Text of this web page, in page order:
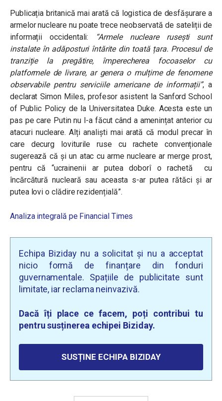
Publicația britanică mai arată că logistica de desfășurare a
armelor nucleare nu poate trece neobservată de sateliții de
informații occidentali:
“Armele nucleare rusești sunt
instalate în adăposturi întărite din toată țara. Procesul de
tranziție la pregătire, împerecherea focoaselor cu
platformele de livrare, ar genera o mulțime de fenomene
observabile pentru serviciile americane de informații”, a
declarat Simon Miles, profesor asistent la Sanford School
of Public Policy de la Universitatea Duke. Acesta este un
pas pe care Putin nu l-a făcut când a amenințat anterior cu
atacuri nucleare. Alți analiști mai arată că modul precar în
care decurg loviturile ruse cu rachete convenționale
sugerează că și un atac cu arme nucleare ar merge prost,
pentru că “ucrainenii ar putea doborî o rachetă cu
încărcătură nucleară sau aceasta s-ar putea rătăci și ar
putea lovi o clădire rezidențială”.
Analiza integrală pe Financial Times
Echipa Biziday nu a solicitat și nu a acceptat
nicio formă de finanțare din fonduri
guvernamentale. Spațiile de publicitate sunt
limitate, iar reclama neinvazivă.
Dacă îți place ce facem, poți contribui tu
pentru susținerea echipei Biziday.
SUSȚINE ECHIPA BIZIDAY